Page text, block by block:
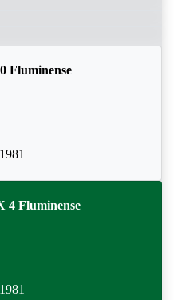
Fluminense
4 Fluminense